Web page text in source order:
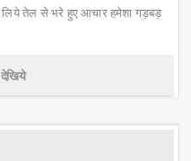
तेल से भरे हुए आचार हमेशा गड़बड़